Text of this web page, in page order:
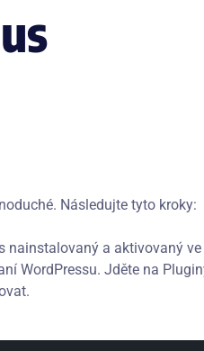
Následujte tyto kroky:
nainstalovaný a aktivovaný ve
WordPressu. Jděte na